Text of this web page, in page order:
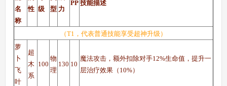
名
称
性 级
型 力
PP 技能描述
（T1，代表普通技能享受超神升级）
萝
卜
飞
叶
超
木
系
100
物
理
130 10
魔法攻击，额外扣除对手12%生命值，提升一
层治疗效果（10%）